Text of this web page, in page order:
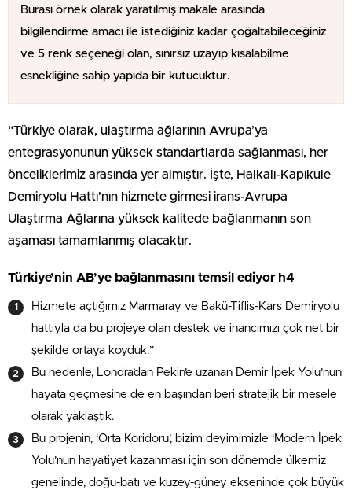
Burası örnek olarak yaratılmış makale arasında
bilgilendirme amacı ile istediğiniz kadar çoğaltabileceğiniz
ve 5 renk seçeneği olan, sınırsız uzayıp kısalabilme
esnekliğine sahip yapıda bir kutucuktur.
“Türkiye olarak, ulaştırma ağlarının Avrupa’ya
entegrasyonunun yüksek standartlarda sağlanması, her
önceliklerimiz arasında yer almıştır. İşte, Halkalı-Kapıkule
Demiryolu Hattı’nın hizmete girmesi irans-Avrupa
Ulaştırma Ağlarına yüksek kalitede bağlanmanın son
aşaması tamamlanmış olacaktır.
Türkiye’nin AB’ye bağlanmasını temsil ediyor h4
Hizmete açtığımız Marmaray ve Bakü-Tiflis-Kars Demiryolu
hattıyla da bu projeye olan destek ve inancımızı çok net bir
şekilde ortaya koyduk.”
Bu nedenle, Londra’dan Pekin’e uzanan Demir İpek Yolu’nun
hayata geçmesine de en başından beri stratejik bir mesele
olarak yaklaştık.
Bu projenin, ‘Orta Koridoru’, bizim deyimimizle ‘Modern İpek
Yolu’nun hayatiyet kazanması için son dönemde ülkemiz
genelinde, doğu-batı ve kuzey-güney ekseninde çok büyük